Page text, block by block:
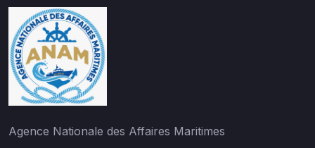
Agence Nationale des Affaires Maritimes